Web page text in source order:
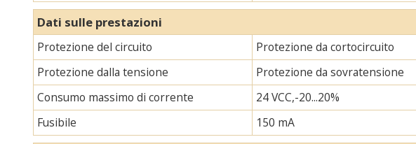
Dati sulle prestazioni
Protezione del circuito
Protezione da cortocircuito
Protezione dalla tensione
Protezione da sovratensione
Consumo massimo di corrente
24 VCC,-20...20%
Fusibile
150 mA